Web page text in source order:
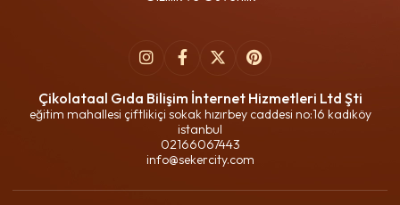
Çikolataal Gıda Bilişim İnternet Hizmetleri Ltd Şti
eğitim mahallesi çiftlikiçi sokak hızırbey caddesi no:16 kadıköy
istanbul
02166067443
info@sekercity.com